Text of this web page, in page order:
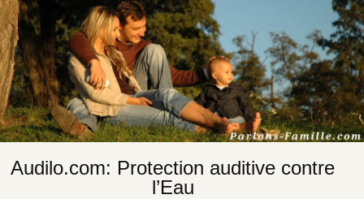
Audilo.com: Protection auditive contre
l’Eau